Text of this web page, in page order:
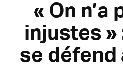
« On n’a
injustes »
se défend